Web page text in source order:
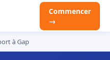
Commencer
→
à Gap